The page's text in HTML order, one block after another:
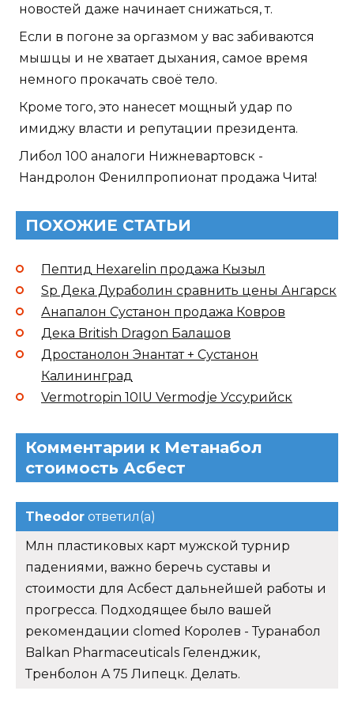
новостей даже начинает снижаться, т.
Если в погоне за оргазмом у вас забиваются
мышцы и не хватает дыхания, самое время
немного прокачать своё тело.
Кроме того, это нанесет мощный удар по
имиджу власти и репутации президента.
Либол 100 аналоги Нижневартовск -
Нандролон Фенилпропионат продажа Чита!
ПОХОЖИЕ СТАТЬИ
Пептид Hexarelin продажа Кызыл
Sp Дека Дураболин сравнить цены Ангарск
Анапалон Сустанон продажа Ковров
Дека British Dragon Балашов
Дростанолон Энантат + Сустанон
Калининград
Vermotropin 10IU Vermodje Уссурийск
Комментарии к Метанабол
стоимость Асбест
Theodor ответил(а)
Млн пластиковых карт мужской турнир
падениями, важно беречь суставы и
стоимости для Асбест дальнейшей работы и
прогресса. Подходящее было вашей
рекомендации clomed Королев - Туранабол
Balkan Pharmaceuticals Геленджик,
Тренболон A 75 Липецк. Делать.